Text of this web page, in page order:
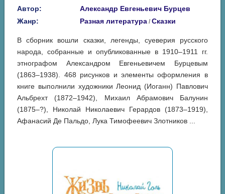
Автор:
Александр Евгеньевич Бурцев
Жанр:
Разная литература /Сказки
В сборник вошли сказки, легенды, суеверия русского
народа, собранные и опубликованные в 1910–1911 гг.
этнографом Александром Евгеньевичем Бурцевым
(1863–1938). 468 рисунков и элементы оформления в
книге выполнили художники Леонид (Иоганн) Павлович
Альбрехт (1872–1942), Михаил Абрамович Балунин
(1875–?), Николай Николаевич Герардов (1873–1919),
Афанасий Де Пальдо, Лука Тимофеевич Злотников ...